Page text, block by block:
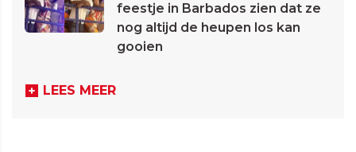
feestje in Barbados zien dat ze
nog altijd de heupen los kan
gooien
LEES MEER